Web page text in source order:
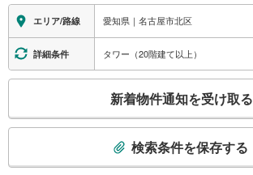
エリア/路線 愛知県｜名古屋市北区
詳細条件 タワー（20階建て以上）
検
新着物件通知を受け取る
検索条件を保存する